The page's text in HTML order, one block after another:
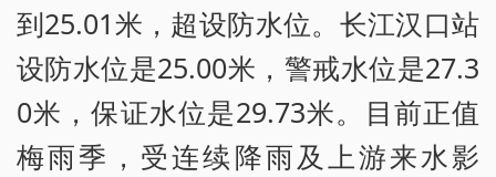
到25.01米，超设防水位。长江汉口站
设防水位是25.00米，警戒水位是27.3
0米，保证水位是29.73米。目前正值
梅雨季，受连续降雨及上游来水影